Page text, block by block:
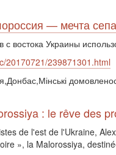
— мечта
с востока Украины
20170721/239871301.html
: le rêve des
de l'est de l'Ukraine,
», la Malorossiya,